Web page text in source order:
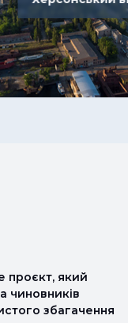
проєкт, який
чиновників
збагачення